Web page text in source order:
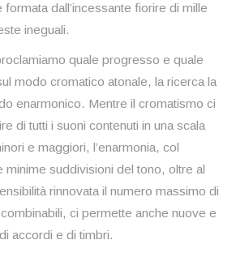
formata dall’incessante fiorire di mille
ineguali.
quale progresso e quale
modo cromatico atonale, la ricerca la
enarmonico. Mentre il cromatismo ci
di tutti i suoni contenuti in una scala
e maggiori, l’enarmonia, col
minime suddivisioni del tono, oltre al
rinnovata il numero massimo di
ci permette anche nuove e
accordi e di timbri.